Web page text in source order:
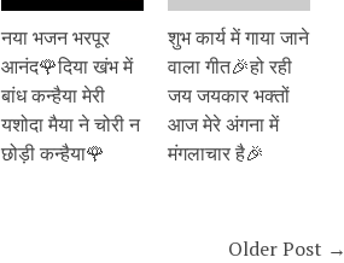
नया भजन भरपूर
आनंद🌹दिया खंभ में
बांध कन्हैया मेरी
यशोदा मैया ने चोरी न
छोड़ी कन्हैया🌹
शुभ कार्य में गाया जाने
वाला गीत🎉हो रही
जय जयकार भक्तों
आज मेरे अंगना में
मंगलाचार है🎉
Older Post →